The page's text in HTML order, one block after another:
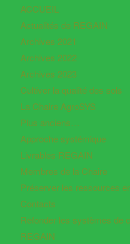
ACCUEIL
Actualités de REGAIN
Archives 2021
Archives 2022
Archives 2023
Cultiver la qualité des sols
La Chaire AgroSYS
Plus anciens…
Approche systémique
Livrables REGAIN
Membres de la Chaire
Préserver les ressources
Contacts
Refonder les systèmes de
REGAIN